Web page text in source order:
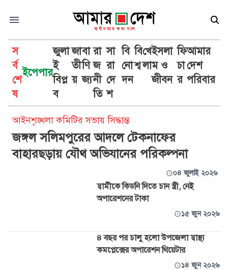
স
র্ব
শে
ষ
ইপেপার
জুলা
ই
বিপ্ল
ব
জা
তী
য়
বা
ণি
জ্য
রা
জ
নী
তি
সা
রা
দে
শ
বি
নো
দন
বি
শ্ব
খে
লা
ইসলা
ম ও
জীবন
ফি
চা
র
আমার
দেশ
পরিবার
অপারেশন
আইনশৃঙ্খলা কমিটির সভায় সিদ্ধান্ত
জঙ্গল সলিমপুরের আদলে টেকনাফের
বাহারছড়ায় যৌথ অভিযানের পরিকল্পনা
০৪ জুলাই ২০২৬
স্বামীকে কিডনি দিতে চান স্ত্রী, নেই
অপারেশনের টাকা
১৫ জুন ২০২৬
৪ বছর পর চালু হলো উপজেলা স্বাস্থ্য
কমপ্লেক্সের অপারেশন থিয়েটার
১৪ জুন ২০২৬